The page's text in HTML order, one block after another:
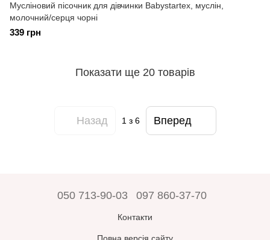
Мусліновий пісочник для дівчинки Babystartex, муслін,
молочний/серця чорні
339 грн
Показати ще 20 товарів
Назад 1 з 6 Вперед
050 713-90-03 097 860-37-70
Контакти